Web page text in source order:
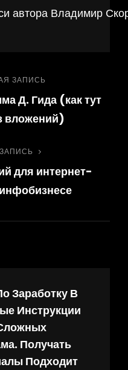
автора Владимир
ЗАПИСЬ
Д. Гида (как тут
вложений)
для интернет-
Заработку В
Инструкции
Получать
Подходит